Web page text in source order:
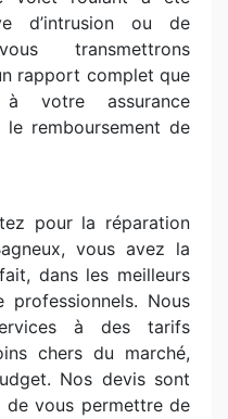
d’intrusion ou de
transmettrons
rapport complet que
votre assurance
remboursement de
pour la réparation
vous avez la
dans les meilleurs
Nous
à des tarifs
chers du marché,
Nos devis sont
vous permettre de